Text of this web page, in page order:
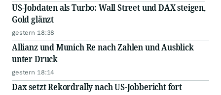
US-Jobdaten als Turbo: Wall Street und DAX steigen,
Gold glänzt
gestern 18:38
Allianz und Munich Re nach Zahlen und Ausblick
unter Druck
gestern 18:14
Dax setzt Rekordrally nach US-Jobbericht fort